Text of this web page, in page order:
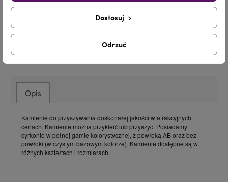
Udostępnij
Pinterest
Opis
Kamienie do przyszywania doskonałej jakości w atrakcyjnych
cenach. Kamienie można przykleić lub przyszyć. Posiadamy
cyrkonie w pełnej gamie kolorystycznej, z powłoką AB oraz bez
powłoki (w czystym bazowym kolorze). Kamienie dostępne są w
różnych kształtach i rozmiarach.
Odrzuć
Dostosuj